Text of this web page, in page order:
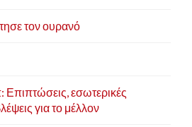
τον ουρανό
εσωτερικές
για το μέλλον